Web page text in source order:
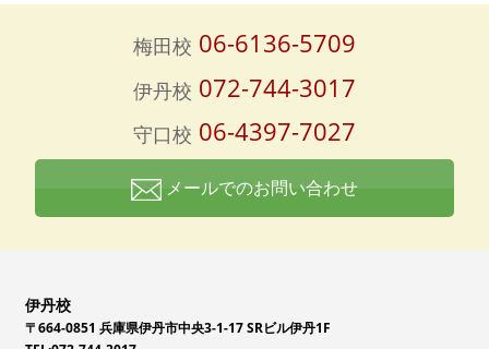
梅田校 06-6136-5709
伊丹校 072-744-3017
守口校 06-4397-7027
メールでのお問い合わせ
伊丹校
〒664-0851 兵庫県伊丹市中央3-1-17 SRビル伊丹1F